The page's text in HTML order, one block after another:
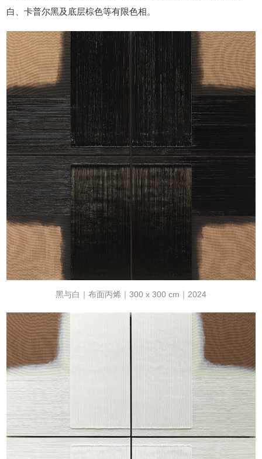
白、卡普尔黑及底层棕色等有限色相。
黑与白｜布面丙烯｜300 x 300 cm｜2024